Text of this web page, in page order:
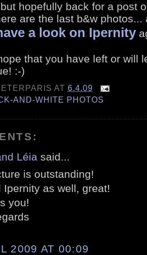
hopefully back for a post
are the last b&w
a look on Ipernity
that you have left or will
:-)
AT6.4.09
AND-WHITE PHOTOS
Léia said...
is outstanding!
Ipernity as well, great!
you!
2009 AT 00:09